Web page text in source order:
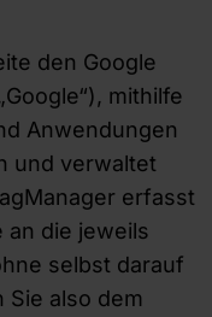
den Google
mithilfe
Anwendungen
und verwaltet
erfasst
an die jeweils
selbst darauf
Sie also dem